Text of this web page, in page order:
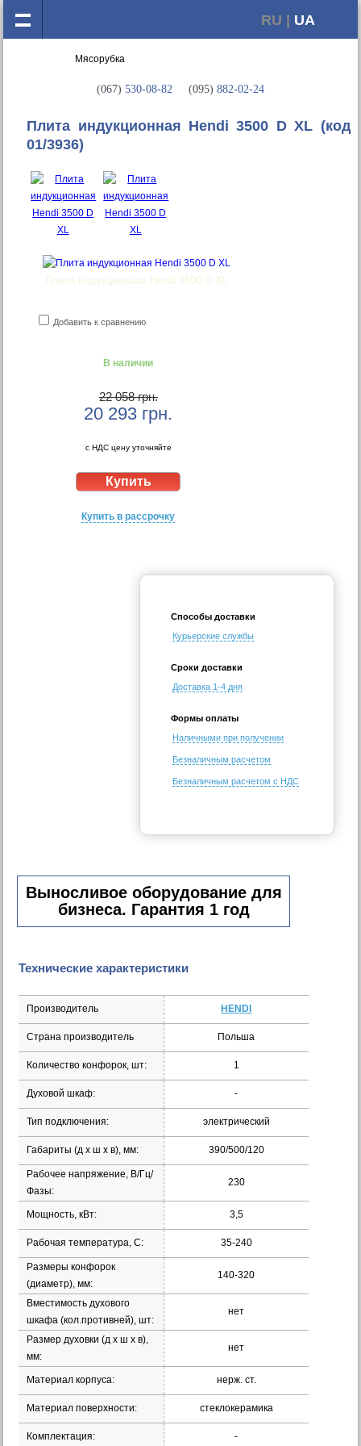
RU | UA
(067) 530-08-82 (095) 882-02-24
Плита индукционная Hendi 3500 D XL (код
01/3936)
Плита индукционная Hendi 3500 D XL
Добавить к сравнению
В наличии
22 058 грн.
20 293 грн.
с НДС цену уточняйте
Купить в рассрочку
Способы доставки
Курьерские службы
Сроки доставки
Доставка 1-4 дня
Формы оплаты
Наличными при получении
Безналичным расчетом
Безналичным расчетом с НДС
Выносливое оборудование для
бизнеса. Гарантия 1 год
Технические характеристики
Производитель HENDI
Страна производитель Польша
Количество конфорок, шт: 1
Духовой шкаф: -
Тип подключения: электрический
Габариты (д х ш х в), мм: 390/500/120
Рабочее напряжение, В/Гц/
Фазы:
230
Мощность, кВт: 3,5
Рабочая температура, С: 35-240
Размеры конфорок
(диаметр), мм:
140-320
Вместимость духового
шкафа (кол.противней), шт:
нет
Размер духовки (д х ш х в),
мм:
нет
Материал корпуса: нерж. ст.
Материал поверхности: стеклокерамика
Комплектация: -